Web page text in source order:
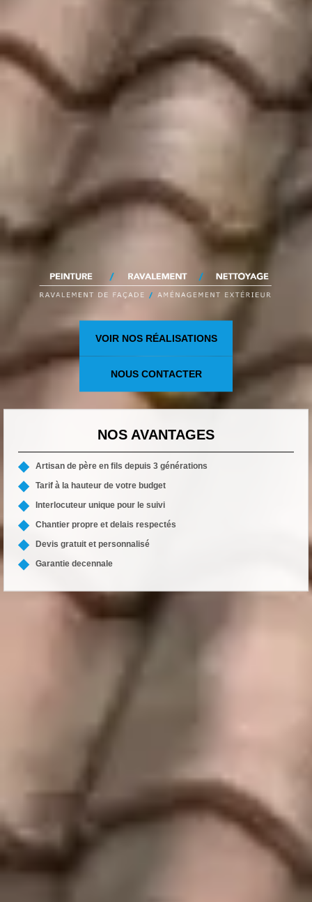
VOIR NOS RÉALISATIONS
NOUS CONTACTER
NOS AVANTAGES
Artisan de père en fils depuis 3 générations
Tarif à la hauteur de votre budget
Interlocuteur unique pour le suivi
Chantier propre et delais respectés
Devis gratuit et personnalisé
Garantie decennale